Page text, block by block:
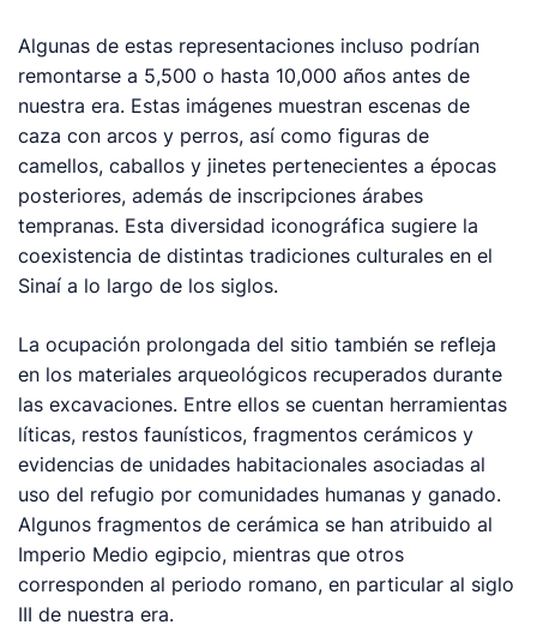
Algunas de estas representaciones incluso podrían
remontarse a 5,500 o hasta 10,000 años antes de
nuestra era. Estas imágenes muestran escenas de
caza con arcos y perros, así como figuras de
camellos, caballos y jinetes pertenecientes a épocas
posteriores, además de inscripciones árabes
tempranas. Esta diversidad iconográfica sugiere la
coexistencia de distintas tradiciones culturales en el
Sinaí a lo largo de los siglos.
La ocupación prolongada del sitio también se refleja
en los materiales arqueológicos recuperados durante
las excavaciones. Entre ellos se cuentan herramientas
líticas, restos faunísticos, fragmentos cerámicos y
evidencias de unidades habitacionales asociadas al
uso del refugio por comunidades humanas y ganado.
Algunos fragmentos de cerámica se han atribuido al
Imperio Medio egipcio, mientras que otros
corresponden al periodo romano, en particular al siglo
III de nuestra era.